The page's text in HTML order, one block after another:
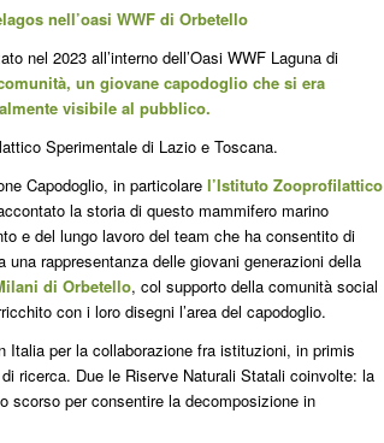
nell’oasi WWF di Orbetello
nel 2023 all’interno dell’Oasi WWF Laguna di
un giovane capodoglio che si era
visibile al pubblico.
Sperimentale di Lazio e Toscana.
Capodoglio, in particolare l’Istituto Zooprofilattico
la storia di questo mammifero marino
e del lungo lavoro del team che ha consentito di
rappresentanza delle giovani generazioni della
di Orbetello, col supporto della comunità social
con i loro disegni l’area del capodoglio.
Italia per la collaborazione fra istituzioni, in primis
ricerca. Due le Riserve Naturali Statali coinvolte: la
scorso per consentire la decomposizione in